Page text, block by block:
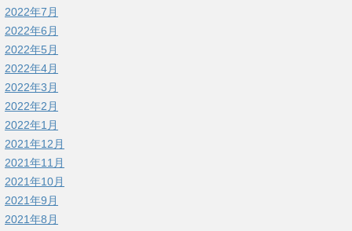
2022年7月
2022年6月
2022年5月
2022年4月
2022年3月
2022年2月
2022年1月
2021年12月
2021年11月
2021年10月
2021年9月
2021年8月